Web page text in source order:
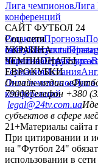
Лига чемпионовЛига
конференций
САЙТ ФУТБОЛ 24
РедакцияПрогнозы
сайтуКонтакты
политикаСтруктура
Соц. сети
facebookxyoutube
УКРАИНА
УкраинаПервая лига
ЧЕМПИОНАТЫ
ГерманияИспания
ЕВРОКУБКИ
Лига чемпионовЛига
конференций
Онлайн-медиа
79008Телефон +380
legal@24tv.com.ua
субъектов в сфере
21+Материалы сайта
При цитировании и
на "Футбол 24"
использовании в